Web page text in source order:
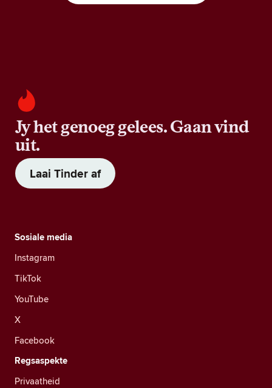
Jy het genoeg gelees. Gaan vind
uit.
Laai Tinder af
Sosiale media
Instagram
TikTok
YouTube
X
Facebook
Regsaspekte
Privaatheid